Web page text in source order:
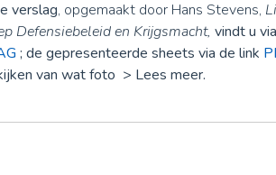
verslag, opgemaakt door Hans Stevens,
Defensiebeleid en Krijgsmacht, vindt u
; de gepresenteerde sheets via de link
van wat foto > Lees meer.